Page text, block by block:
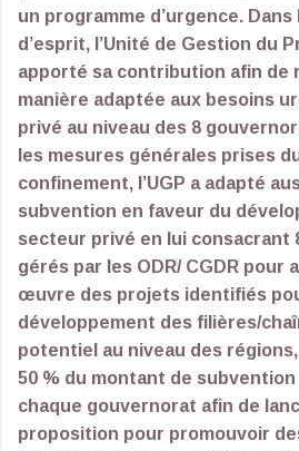
un programme d’urgence.
d’esprit, l’Unité de Gestion du
apporté sa contribution afin de
manière adaptée aux besoins
privé au niveau des 8
les mesures générales prises
confinement, l’UGP a adapté
subvention en faveur du
secteur privé en lui consacrant
gérés par les ODR/ CGDR pour
œuvre des projets identifiés
développement des filières/
potentiel au niveau des
50 % du montant de
chaque gouvernorat afin de
proposition pour promouvoir